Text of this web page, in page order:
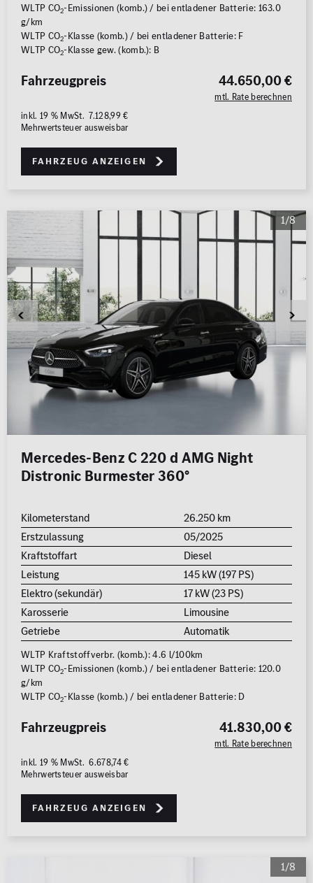
WLTP CO2-Emissionen (komb.) / bei entladener Batterie: 163.0
g/km
WLTP CO2-Klasse (komb.) / bei entladener Batterie: F
WLTP CO2-Klasse gew. (komb.): B
44.650,00 €
mtl. Rate berechnen
Fahrzeugpreis
inkl. 19 % MwSt. 7.128,99 €
Mehrwertsteuer ausweisbar
Fahrzeug anzeigen
1/8
Mercedes-Benz C 220 d AMG Night
Distronic Burmester 360°
Kilometerstand
26.250 km
Erstzulassung
05/2025
Kraftstoffart
Diesel
Leistung
145 kW (197 PS)
Elektro (sekundär)
17 kW (23 PS)
Karosserie
Limousine
Getriebe
Automatik
WLTP Kraftstoffverbr. (komb.): 4.6 l/100km
WLTP CO2-Emissionen (komb.) / bei entladener Batterie: 120.0
g/km
WLTP CO2-Klasse (komb.) / bei entladener Batterie: D
41.830,00 €
mtl. Rate berechnen
Fahrzeugpreis
inkl. 19 % MwSt. 6.678,74 €
Mehrwertsteuer ausweisbar
Fahrzeug anzeigen
1/8